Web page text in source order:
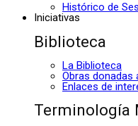
Histórico de
Iniciativas
Biblioteca
La Biblioteca
Obras donadas
Enlaces de
Terminología